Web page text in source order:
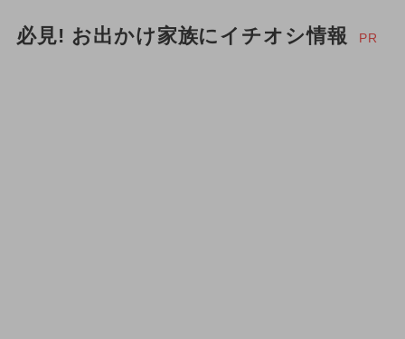
必見! お出かけ家族にイチオシ情報 PR